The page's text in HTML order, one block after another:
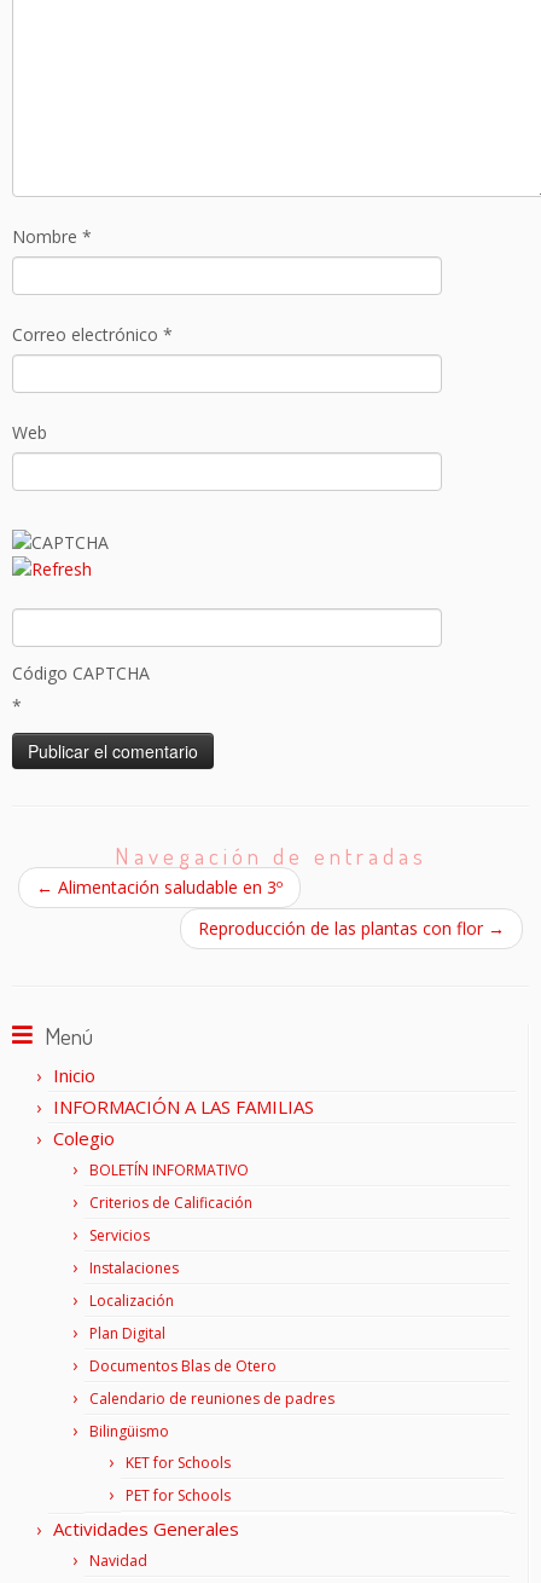
Nombre *
Correo electrónico *
Web
Código CAPTCHA
*
Navegación de entradas
← Alimentación saludable en 3º
Reproducción de las plantas con flor →
Menú
Inicio
INFORMACIÓN A LAS FAMILIAS
Colegio
BOLETÍN INFORMATIVO
Criterios de Calificación
Servicios
Instalaciones
Localización
Plan Digital
Documentos Blas de Otero
Calendario de reuniones de padres
Bilingüismo
KET for Schools
PET for Schools
Actividades Generales
Navidad